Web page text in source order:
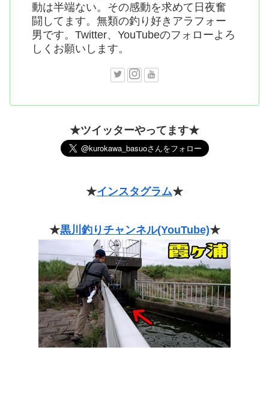
動は半端ない。その感動を求めて日夜奮
闘してます。無類の釣り好きアラフォー
男です。Twitter、YouTubeのフォローよろ
しくお願いします。
★ツイッターやってます★
★インスタグラム★
★黒川釣りチャンネル(YouTube)★